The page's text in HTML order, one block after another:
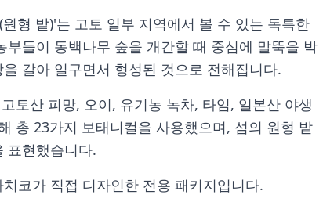
형 밭)'는 고토 일부 지역에서 볼 수 있는 독특한
부들이 동백나무 숲을 개간할 때 중심에 말뚝을 박
갈아 일구면서 형성된 것으로 전해집니다.
토산 피망, 오이, 유기농 녹차, 타임, 일본산 야생
총 23가지 보태니컬을 사용했으며, 섬의 원형 밭
표현했습니다.
코가 직접 디자인한 전용 패키지입니다.